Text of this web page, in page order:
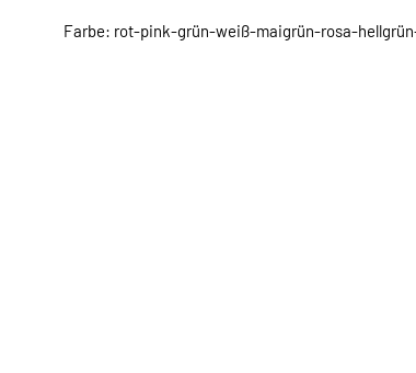
Farbe: rot-pink-grün-weiß-maigrün-rosa-